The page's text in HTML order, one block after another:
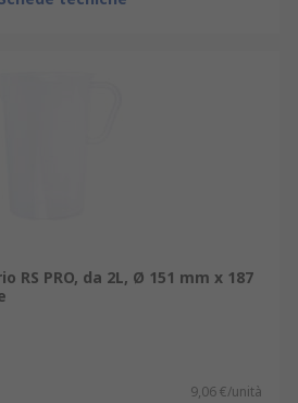
RS PRO, da 2L, Ø 151 mm x 187
9,06 €/unità